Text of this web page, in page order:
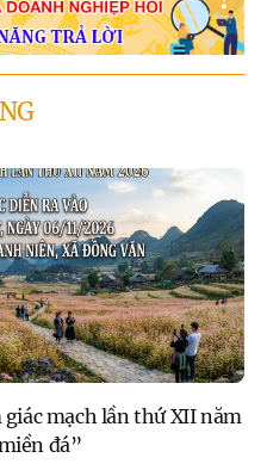
giác mạch lần thứ XII năm
đá”